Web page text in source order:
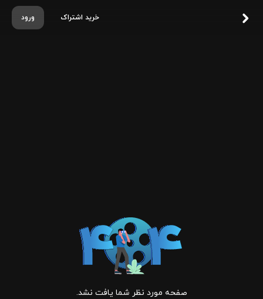
ورود خرید اشتراک
صفحه مورد نظر شما یافت نشد.